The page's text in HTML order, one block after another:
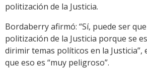
politización de la Justicia.
Bordaberry afirmó: “Sí, puede ser
politización de la Justicia porque se
dirimir temas políticos en la Justicia”,
que eso es “muy peligroso”.